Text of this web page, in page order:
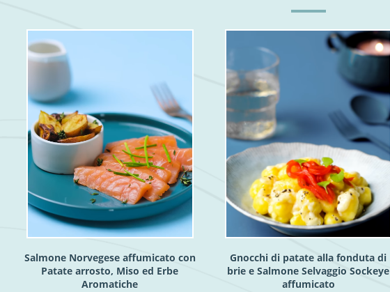
Salmone Norvegese affumicato con
Patate arrosto, Miso ed Erbe
Aromatiche
Gnocchi di patate alla fonduta di
brie e Salmone Selvaggio Sockeye
affumicato